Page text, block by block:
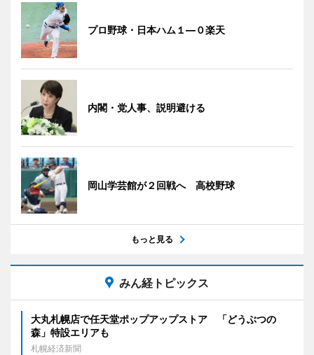
プロ野球・日本ハム１―０楽天
内閣・党人事、説明避ける
岡山学芸館が２回戦へ 高校野球
もっと見る
みん経トピックス
大丸札幌店で任天堂ポップアップストア 「どうぶつの
森」特設エリアも
札幌経済新聞